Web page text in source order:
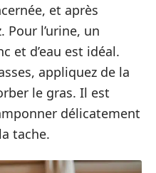
et après
Pour l’urine, un
et d’eau est idéal.
appliquez de la
le gras. Il est
délicatement
tache.